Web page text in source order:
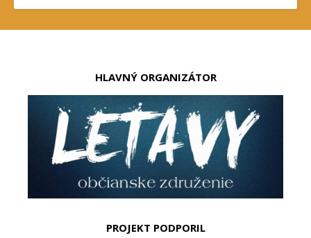
HLAVNÝ ORGANIZÁTOR
PROJEKT PODPORIL